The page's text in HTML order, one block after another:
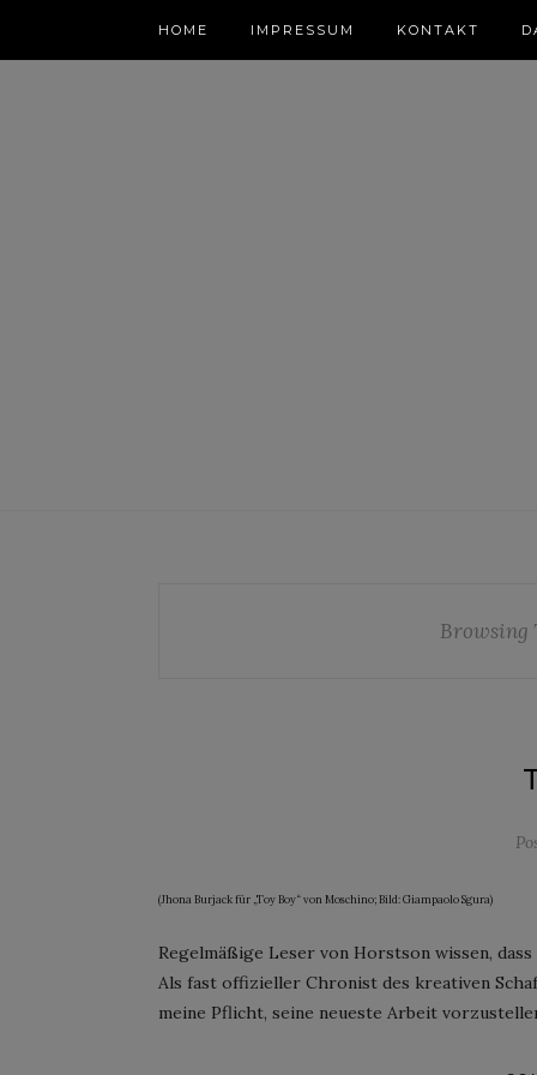
HOME IMPRESSUM KONTAKT
Browsing
(Jhona Burjack für „Toy Boy“ von Moschino; Bild: Giampaolo Sgura)
Regelmäßige Leser von Horstson wissen,
Als fast offizieller Chronist des kreativen
meine Pflicht, seine neueste Arbeit